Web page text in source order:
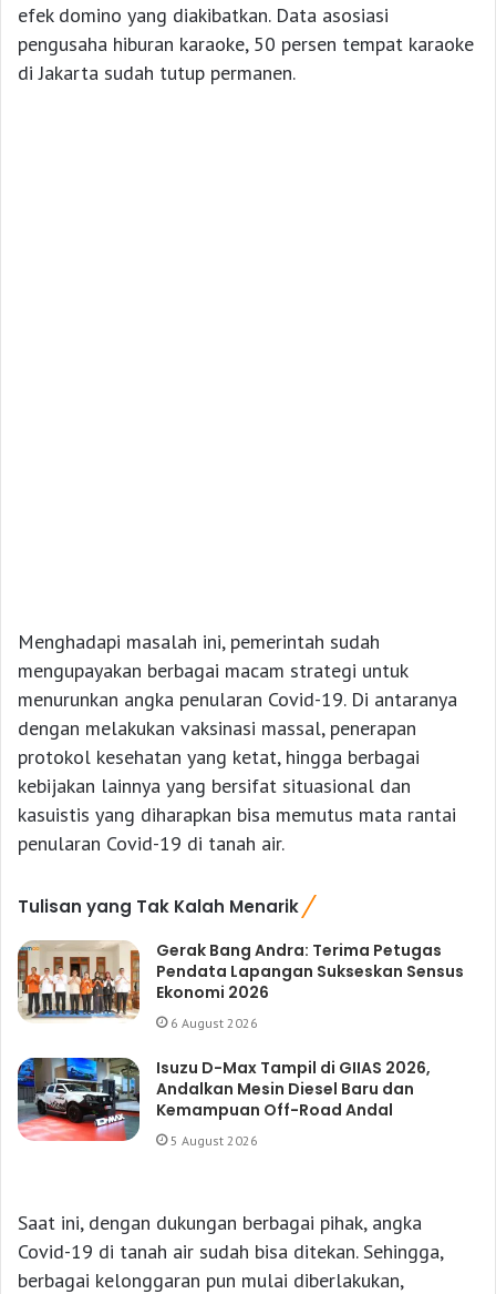
efek domino yang diakibatkan. Data asosiasi
pengusaha hiburan karaoke, 50 persen tempat karaoke
di Jakarta sudah tutup permanen.
Menghadapi masalah ini, pemerintah sudah
mengupayakan berbagai macam strategi untuk
menurunkan angka penularan Covid-19. Di antaranya
dengan melakukan vaksinasi massal, penerapan
protokol kesehatan yang ketat, hingga berbagai
kebijakan lainnya yang bersifat situasional dan
kasuistis yang diharapkan bisa memutus mata rantai
penularan Covid-19 di tanah air.
Tulisan yang Tak Kalah Menarik
Gerak Bang Andra: Terima Petugas
Pendata Lapangan Sukseskan Sensus
Ekonomi 2026
6 August 2026
Isuzu D-Max Tampil di GIIAS 2026,
Andalkan Mesin Diesel Baru dan
Kemampuan Off-Road Andal
5 August 2026
Saat ini, dengan dukungan berbagai pihak, angka
Covid-19 di tanah air sudah bisa ditekan. Sehingga,
berbagai kelonggaran pun mulai diberlakukan,